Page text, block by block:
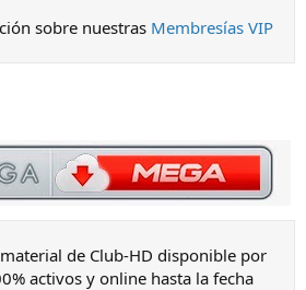
sobre nuestras Membresías VIP
de Club-HD disponible por
activos y online hasta la fecha